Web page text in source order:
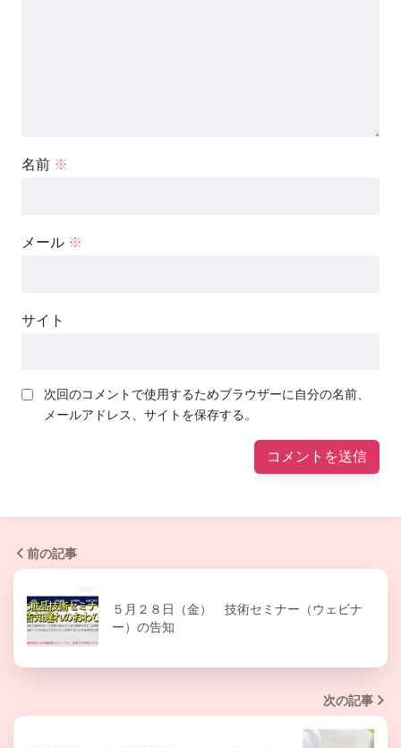
名前 ※
メール ※
サイト
次回のコメントで使用するためブラウザーに自分の名前、
メールアドレス、サイトを保存する。
前の記事
５月２８日（金） 技術セミナー（ウェビナ
ー）の告知
次の記事